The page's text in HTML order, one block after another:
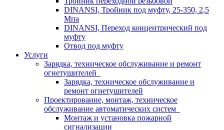
DINANSI, Тройник под муфту, 25-350, 2,5
Мпа
DINANSI, Переход концентрический под
муфту
Отвод под муфту
Услуги
Зарядка, техническое обслуживание и ремонт
огнетушителей
Зарядка, техническое обслуживание и
ремонт огнетушителей
Проектирование, монтаж, техническое
обслуживание автоматических систем
Монтаж и установка пожарной
сигнализации